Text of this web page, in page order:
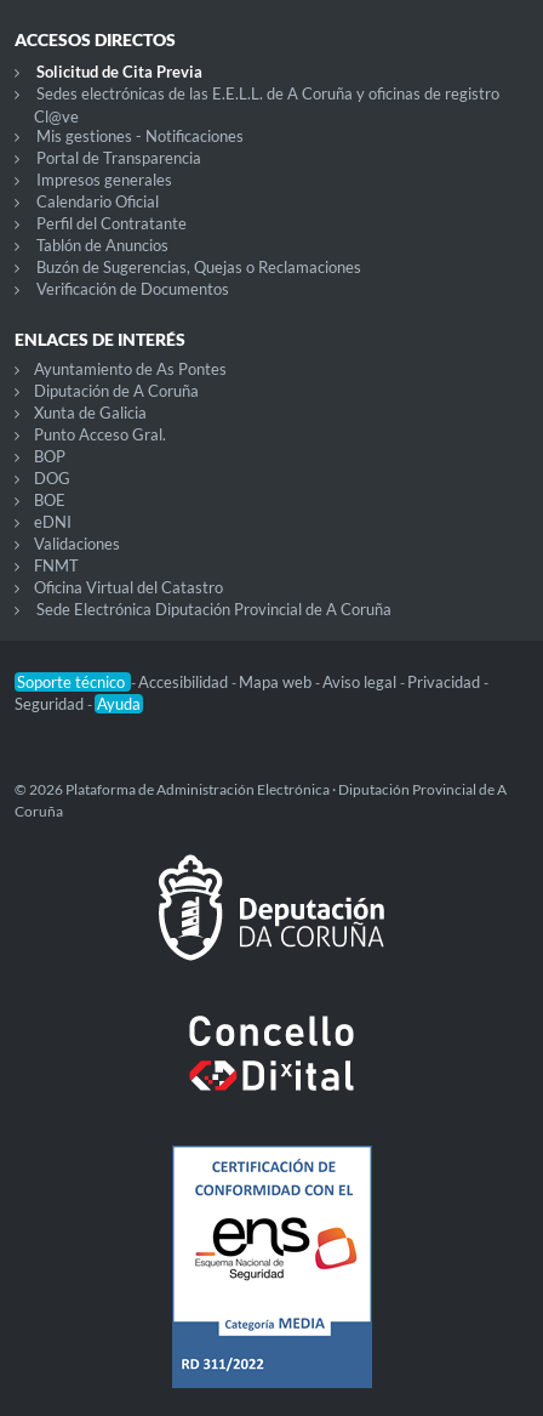
ACCESOS DIRECTOS
Solicitud de Cita Previa
Sedes electrónicas de las E.E.L.L. de A Coruña y oficinas de registro
Cl@ve
Mis gestiones - Notificaciones
Portal de Transparencia
Impresos generales
Calendario Oficial
Perfil del Contratante
Tablón de Anuncios
Buzón de Sugerencias, Quejas o Reclamaciones
Verificación de Documentos
ENLACES DE INTERÉS
Ayuntamiento de As Pontes
Diputación de A Coruña
Xunta de Galicia
Punto Acceso Gral.
BOP
DOG
BOE
eDNI
Validaciones
FNMT
Oficina Virtual del Catastro
Sede Electrónica Diputación Provincial de A Coruña
Soporte técnico -Accesibilidad - Mapa web -Aviso legal - Privacidad -
Seguridad - Ayuda
© 2026 Plataforma de Administración Electrónica · Diputación Provincial de A
Coruña